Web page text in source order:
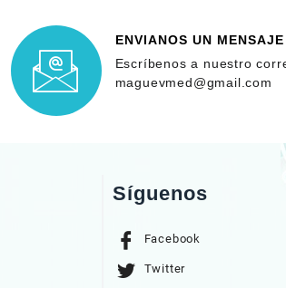
ENVIANOS UN MENSAJE
Escríbenos a nuestro
maguevmed@gmail.com
Síguenos
Facebook
Twitter